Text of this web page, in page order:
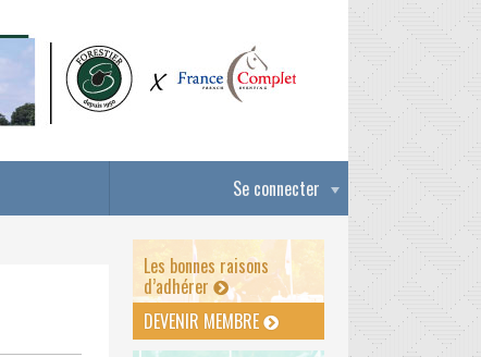
Se connecter
Les bonnes raisons
d’adhérer
DEVENIR MEMBRE